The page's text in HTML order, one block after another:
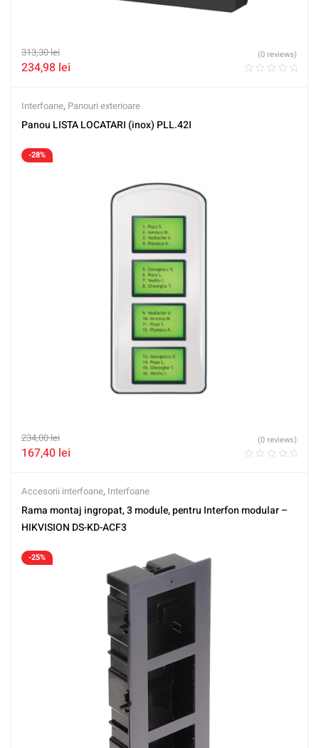
313,30lei
234,98 lei
(0 reviews)
Interfoane, Panouri exterioare
Panou LISTA LOCATARI (inox) PLL.42I
-28%
234,00lei
167,40 lei
(0 reviews)
Accesorii interfoane, Interfoane
Rama montaj ingropat, 3 module, pentru Interfon modular –
HIKVISION DS-KD-ACF3
-25%